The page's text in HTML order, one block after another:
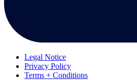
Legal Notice
Privacy Policy
Terms + Conditions